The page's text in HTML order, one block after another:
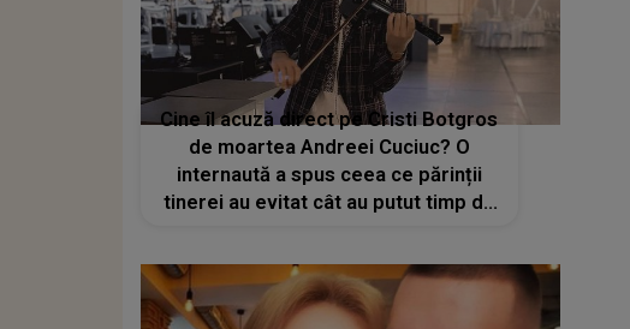
Cine îl acuză direct pe Cristi Botgros
de moartea Andreei Cuciuc? O
internaută a spus ceea ce părinții
tinerei au evitat cât au putut timp de
inocenți după ei, pe unii fatal”